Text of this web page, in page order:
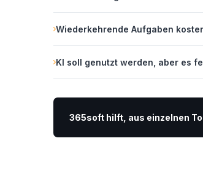
Wiederkehrende Aufgaben
KI soll genutzt werden, aber es
365soft hilft, aus einzelnen